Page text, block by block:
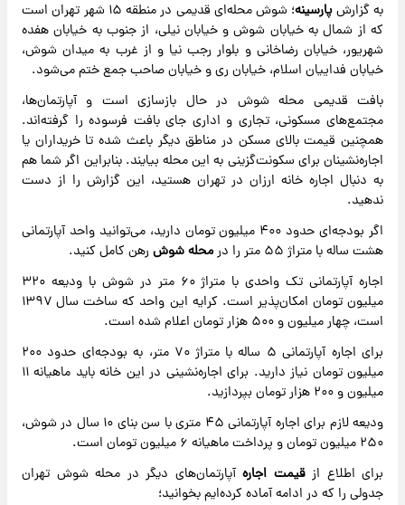
به گزارشپارسینه
؛ شوش محله‌ای قدیمی در منطقه ۱۵ شهر تهران است
که از شمال به خیابان شوش و خیابان نیلی، از جنوب به خیابان هفده
شهریور، خیابان رضاخانی و بلوار رجب نیا و از غرب به میدان شوش،
خیابان فداییان اسلام، خیابان ری و خیابان صاحب جمع ختم می‌شود.
بافت قدیمی محله شوش در حال بازسازی است و آپارتمان‌ها،
مجتمع‌های مسکونی، تجاری و اداری جای بافت فرسوده را گرفته‌اند.
همچنین قیمت بالای مسکن در مناطق دیگر باعث شده تا خریداران یا
اجاره‌نشینان برای سکونت‌گزینی به این محله بیایند. بنابراین اگر شما هم
به دنبال اجاره خانه ارزان در تهران هستید، این گزارش را از دست
ندهید.
اگر بودجه‌ای حدود ۴۰۰ میلیون تومان دارید، می‌توانید واحد آپارتمانی
هشت ساله با متراژ ۵۵ متر را در
محله شوش رهن کامل کنید.
اجاره آپارتمانی تک واحدی با متراژ ۶۰ متر در شوش با ودیعه ۳۲۰
میلیون تومان امکان‌پذیر است. کرایه این واحد که ساخت سال ۱۳۹۷
است، چهار میلیون و ۵۰۰ هزار تومان اعلام شده است.
برای اجاره آپارتمانی ۵ ساله با متراژ ۷۰ متر، به بودجه‌ای حدود ۲۰۰
میلیون تومان نیاز دارید. برای اجاره‌نشینی در این خانه باید ماهیانه ۱۱
میلیون و ۲۰۰ هزار تومان بپردازید.
ودیعه لازم برای اجاره آپارتمانی ۴۵ متری با سن بنای ۱۰ سال در شوش،
۲۵۰ میلیون تومان و پرداخت ماهیانه ۶ میلیون تومان است.
برای اطلاع ازقیمت اجاره آپارتمان‌های دیگر در محله شوش تهران
جدولی را که در ادامه آماده کرده‌ایم بخوانید؛